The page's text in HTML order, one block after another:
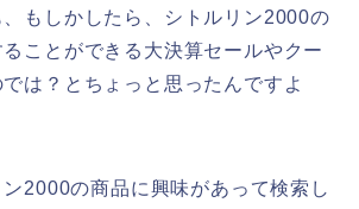
もしかしたら、シトルリン2000の
ことができる大決算セールやクー
は？とちょっと思ったんですよ
2000の商品に興味があって検索し